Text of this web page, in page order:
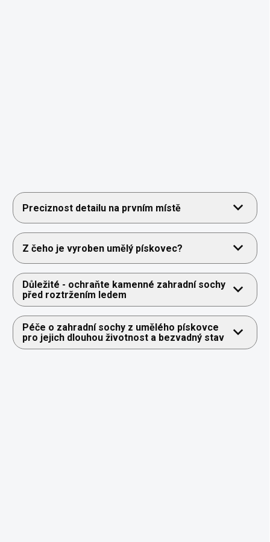
Preciznost detailu na prvním místě
Z čeho je vyroben umělý pískovec?
Důležité - ochraňte kamenné zahradní sochy
před roztržením ledem
Péče o zahradní sochy z umělého pískovce
pro jejich dlouhou životnost a bezvadný stav